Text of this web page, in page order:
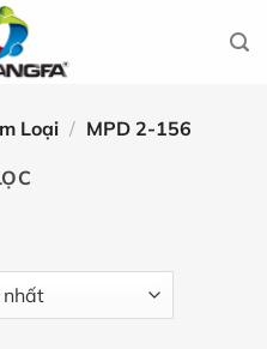
Loại / MPD 2-156